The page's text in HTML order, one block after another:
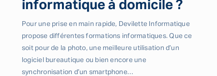
informatique à domicile ?
Pour une prise en main rapide, Devilette Informatique
propose différentes formations informatiques. Que ce
soit pour de la photo, une meilleure utilisation d’un
logiciel bureautique ou bien encore une
synchronisation d’un smartphone…